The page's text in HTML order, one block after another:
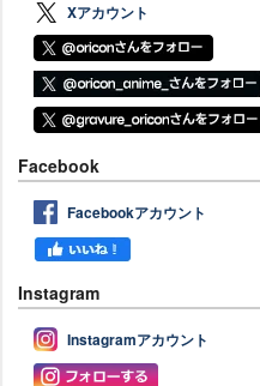
Xアカウント
Facebook
Facebookアカウント
Instagram
Instagramアカウント